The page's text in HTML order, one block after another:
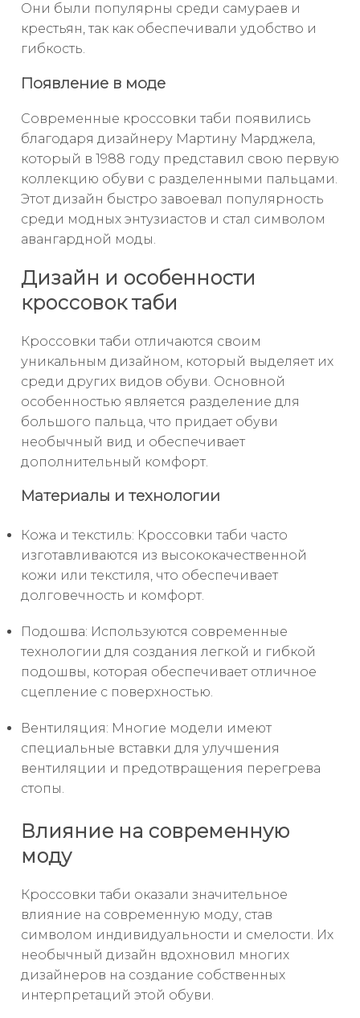
Они были популярны среди самураев и
крестьян, так как обеспечивали удобство и
гибкость.
Появление в моде
Современные кроссовки таби появились
благодаря дизайнеру Мартину Марджела,
который в 1988 году представил свою первую
коллекцию обуви с разделенными пальцами.
Этот дизайн быстро завоевал популярность
среди модных энтузиастов и стал символом
авангардной моды.
Дизайн и особенности
кроссовок таби
Кроссовки таби отличаются своим
уникальным дизайном, который выделяет их
среди других видов обуви. Основной
особенностью является разделение для
большого пальца, что придает обуви
необычный вид и обеспечивает
дополнительный комфорт.
Материалы и технологии
Кожа и текстиль: Кроссовки таби часто
изготавливаются из высококачественной
кожи или текстиля, что обеспечивает
долговечность и комфорт.
Подошва: Используются современные
технологии для создания легкой и гибкой
подошвы, которая обеспечивает отличное
сцепление с поверхностью.
Вентиляция: Многие модели имеют
специальные вставки для улучшения
вентиляции и предотвращения перегрева
стопы.
Влияние на современную
моду
Кроссовки таби оказали значительное
влияние на современную моду, став
символом индивидуальности и смелости. Их
необычный дизайн вдохновил многих
дизайнеров на создание собственных
интерпретаций этой обуви.